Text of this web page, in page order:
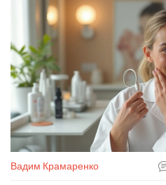
как сделать кожу здоровее с
медицинских рекомендаций.
Вадим Крамаренко